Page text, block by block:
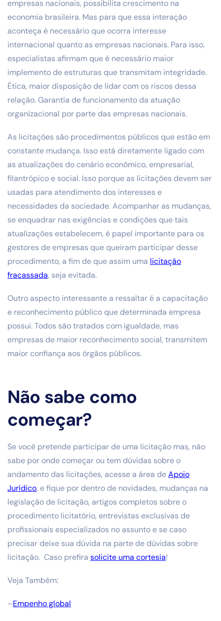
empresas nacionais, possibilita crescimento na
economia brasileira. Mas para que essa interação
aconteça é necessário que ocorra interesse
internacional quanto as empresas nacionais. Para isso,
especialistas afirmam que é necessário maior
implemento de estruturas que transmitam integridade.
Ética, maior disposição de lidar com os riscos dessa
relação. Garantia de funcionamento da atuação
organizacional por parte das empresas nacionais.
As licitações são procedimentos públicos que estão em
constante mudança. Isso está diretamente ligado com
as atualizações do cenário econômico, empresarial,
filantrópico e social. Isso porque as licitações devem ser
usadas para atendimento dos interesses e
necessidades da sociedade. Acompanhar as mudanças,
se enquadrar nas exigências e condições que tais
atualizações estabelecem, é papel importante para os
gestores de empresas que queiram participar desse
procedimento, a fim de que assim uma licitação
fracassada, seja evitada.
Outro aspecto interessante a ressaltar é a capacitação
e reconhecimento público que determinada empresa
possui. Todos são tratados com igualdade, mas
empresas de maior reconhecimento social, transmitem
maior confiança aos órgãos públicos.
Não sabe como
começar?
Se você pretende participar de uma licitação mas, não
sabe por onde começar ou tem dúvidas sobre o
andamento das licitações, acesse a área deApoio
Jurídico, e fique por dentro de novidades, mudanças na
legislação de licitação, artigos completos sobre o
procedimento licitatório, entrevistas exclusivas de
profissionais especializados no assunto e se caso
precisar deixe sua dúvida na parte de dúvidas sobre
licitação. Caso prefira solicite uma cortesia!
Veja Também:
–Empenho global